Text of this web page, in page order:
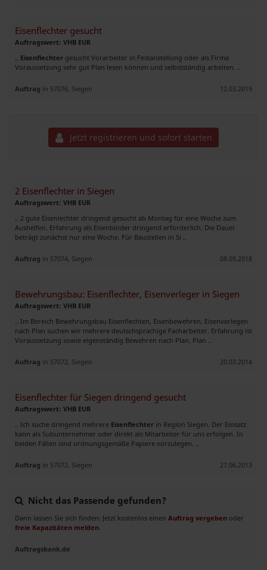
Eisenflechter gesucht
Auftragswert: VHB EUR
Eisenflechter gesucht Vorarbeiter in Festanstellung oder als Firma
Voraussetzung sehr gut Plan lesen können und selbstständig arbeiten. ..
Auftrag in 57076, Siegen 12.03.2019
Jetzt registrieren und sofort starten
2 Eisenflechter in Siegen
Auftragswert: VHB EUR
.. 2 gute Eisenlechter dringend gesucht ab Montag für eine Woche zum
Aushelfen. Erfahrung als Eisenbinder dringend erforderlich. Die Dauer
beträgt zunächst nur eine Woche. Für Baustellen in Si ..
Auftrag in 57074, Siegen 08.05.2018
Bewehrungsbau: Eisenflechter, Eisenverleger in Siegen
Auftragswert: VHB EUR
.. Im Bereich Bewehrungsbau Eisenflechten, Eisenbewehren, Eisenverlegen
nach Plan suchen wir mehrere deutschsprachige Facharbeiter. Erfahrung ist
Voraussetzung sowie eigenständig Bewehren nach Plan, Plan ..
Auftrag in 57072, Siegen 20.03.2014
Eisenflechter für Siegen dringend gesucht
Auftragswert: VHB EUR
.. Ich suche dringend mehrere Eisenflechter in Region Siegen. Der Einsatz
kann als Subunternehmer oder direkt als Mitarbeiter für uns erfolgen. In
beiden Fällen sind ordnungsgemäße Papiere vorzulegen. ..
Auftrag in 57072, Siegen 27.06.2013
Nicht das Passende gefunden?
Dann lassen Sie sich finden: Jetzt kostenlos einen Auftrag vergeben oder
freie Kapazitäten melden.
Auftragsbank.de